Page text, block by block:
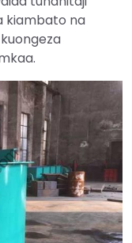
kiambato na